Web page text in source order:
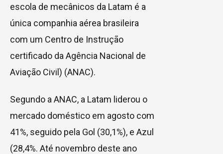
escola de mecânicos da Latam é a
única companhia aérea brasileira
com um Centro de Instrução
certificado da Agência Nacional de
Aviação Civil) (ANAC).
Segundo a ANAC, a Latam liderou o
mercado doméstico em agosto com
41%, seguido pela Gol (30,1%), e Azul
(28,4%. Até novembro deste ano